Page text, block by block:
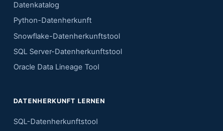
Datenkatalog
Python-Datenherkunft
Snowflake-Datenherkunftstool
SQL Server-Datenherkunftstool
Oracle Data Lineage Tool
DATENHERKUNFT LERNEN
SQL-Datenherkunftstool